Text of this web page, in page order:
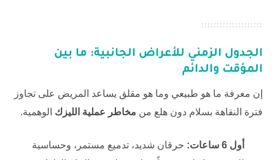
الجدول الزمني للأعراض الجانبية: ما بين
المؤقت والدائم
إن معرفة ما هو طبيعي وما هو مقلق يساعد المريض على تجاوز
فترة النقاهة بسلام دون هلع من مخاطر عملية الليزك الوهمية.
أول 6 ساعات:
حرقان شديد، تدميع مستمر، وحساسية